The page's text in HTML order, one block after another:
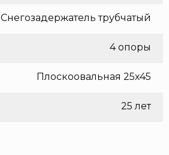
Снегозадержатель трубчатый
4 опоры
Плоскоовальная 25х45
25 лет